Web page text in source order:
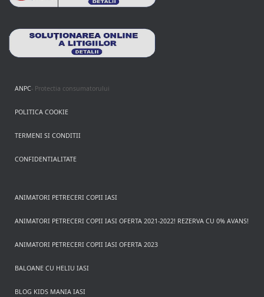
ANPC- Protectia consumatorului
POLITICA COOKIE
TERMENI SI CONDITII
CONFIDENTIALITATE
ANIMATORI PETRECERI COPII IASI
ANIMATORI PETRECERI COPII IASI OFERTA 2021-2022! REZERVA CU 0% AVANS!
ANIMATORI PETRECERI COPII IASI OFERTA 2023
BALOANE CU HELIU IASI
BLOG KIDS MANIA IASI